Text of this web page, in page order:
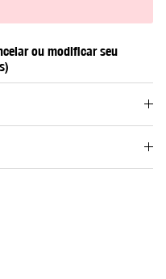
ou modificar seu